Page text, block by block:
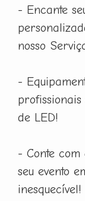
- Encante
nosso
-
de LED!
- Conte
seu evento
inesquecível!